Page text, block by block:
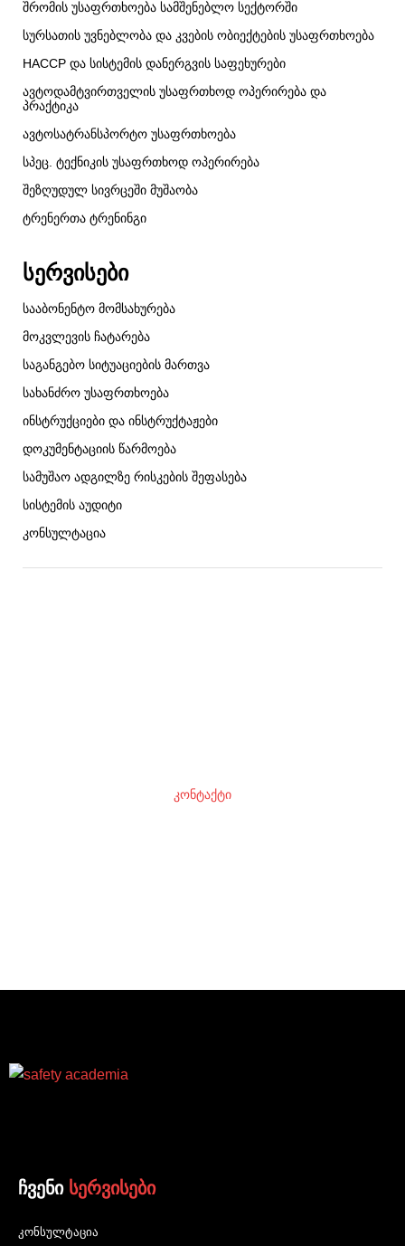
შრომის უსაფრთხოება სამშენებლო სექტორში
სურსათის უვნებლობა და კვების ობიექტების უსაფრთხოება
HACCP და სისტემის დანერგვის საფეხურები
ავტოდამტვირთველის უსაფრთხოდ ოპერირება და
პრაქტიკა
ავტოსატრანსპორტო უსაფრთხოება
სპეც. ტექნიკის უსაფრთხოდ ოპერირება
შეზღუდულ სივრცეში მუშაობა
ტრენერთა ტრენინგი
სერვისები
სააბონენტო მომსახურება
მოკვლევის ჩატარება
საგანგებო სიტუაციების მართვა
სახანძრო უსაფრთხოება
ინსტრუქციები და ინსტრუქტაჟები
დოკუმენტაციის წარმოება
სამუშაო ადგილზე რისკების შეფასება
სისტემის აუდიტი
კონსულტაცია
კონტაქტი
ჩვენი სერვისები
კონსულტაცია